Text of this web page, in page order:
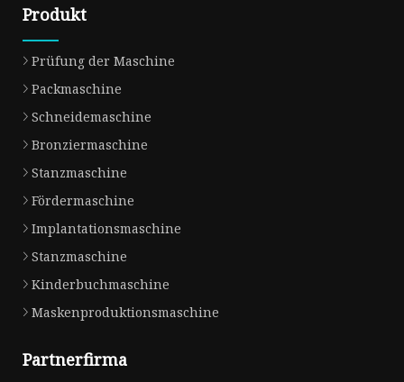
Produkt
Prüfung der Maschine
Packmaschine
Schneidemaschine
Bronziermaschine
Stanzmaschine
Fördermaschine
Implantationsmaschine
Stanzmaschine
Kinderbuchmaschine
Maskenproduktionsmaschine
Partnerfirma